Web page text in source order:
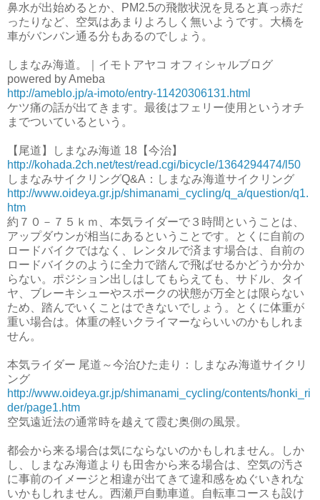
鼻水が出始めるとか、PM2.5の飛散状況を見ると真っ赤だ
ったりなど、空気はあまりよろしく無いようです。大橋を
車がバンバン通る分もあるのでしょう。
しまなみ海道。｜イモトアヤコ オフィシャルブログ
powered by Ameba
http://ameblo.jp/a-imoto/entry-11420306131.html
ケツ痛の話が出てきます。最後はフェリー使用というオチ
までついているという。
【尾道】しまなみ海道 18【今治】
http://kohada.2ch.net/test/read.cgi/bicycle/1364294474/l50
しまなみサイクリングQ&A：しまなみ海道サイクリング
http://www.oideya.gr.jp/shimanami_cycling/q_a/question/q1.
htm
約７０－７５ｋｍ、本気ライダーで３時間ということは、
アップダウンが相当にあるということです。とくに自前の
ロードバイクではなく、レンタルで済ます場合は、自前の
ロードバイクのように全力で踏んで飛ばせるかどうか分か
らない。ポジション出しはしてもらえても、サドル、タイ
ヤ、ブレーキシューやスポークの状態が万全とは限らない
ため、踏んでいくことはできないでしょう。とくに体重が
重い場合は。体重の軽いクライマーならいいのかもしれま
せん。
本気ライダー 尾道～今治ひた走り：しまなみ海道サイクリ
ング
http://www.oideya.gr.jp/shimanami_cycling/contents/honki_ri
der/page1.htm
空気遠近法の通常時を越えて霞む奥側の風景。
都会から来る場合は気にならないのかもしれません。しか
し、しまなみ海道よりも田舎から来る場合は、空気の汚さ
に事前のイメージと相違が出てきて違和感をぬぐいきれな
いかもしれません。西瀬戸自動車道。自転車コースも設け